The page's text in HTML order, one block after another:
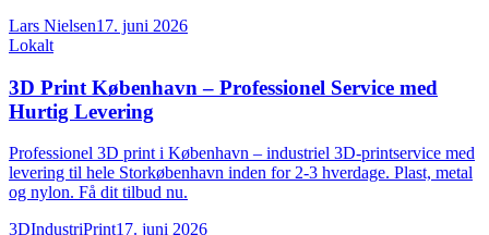
Lars Nielsen17. juni 2026
Lokalt
3D Print København – Professionel Service med
Hurtig Levering
Professionel 3D print i København – industriel 3D-printservice med
levering til hele Storkøbenhavn inden for 2-3 hverdage. Plast, metal
og nylon. Få dit tilbud nu.
3DIndustriPrint17. juni 2026